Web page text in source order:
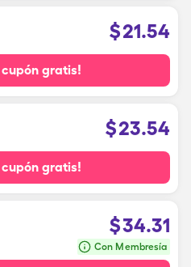
$21.54
cupón gratis!
$23.54
cupón gratis!
$34.31
Con Membresía